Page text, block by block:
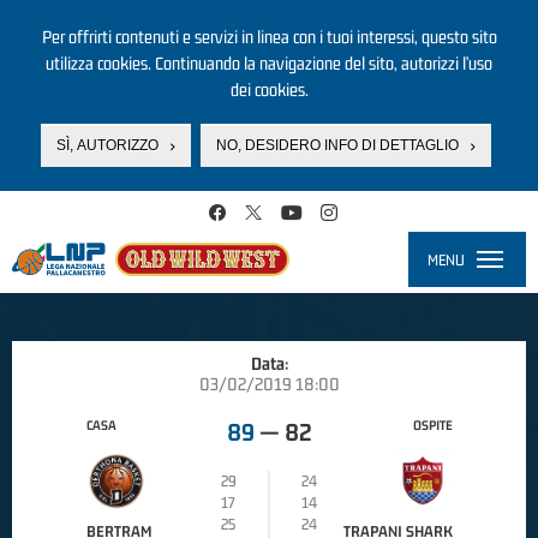
Per offrirti contenuti e servizi in linea con i tuoi interessi, questo sito
utilizza cookies. Continuando la navigazione del sito, autorizzi l’uso
dei cookies.
SÌ, AUTORIZZO NO, DESIDERO INFO DI DETTAGLIO
MENU
Data:
03/02/2019 18:00
CASA
BERTRAM
89 — 82
29
24
17
14
25
24
OSPITE
TRAPANI SHARK